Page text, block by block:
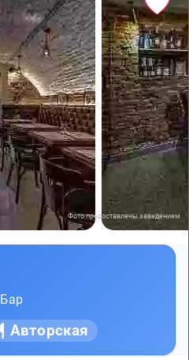
Фото предоставлены заведением
Бар
Авторская